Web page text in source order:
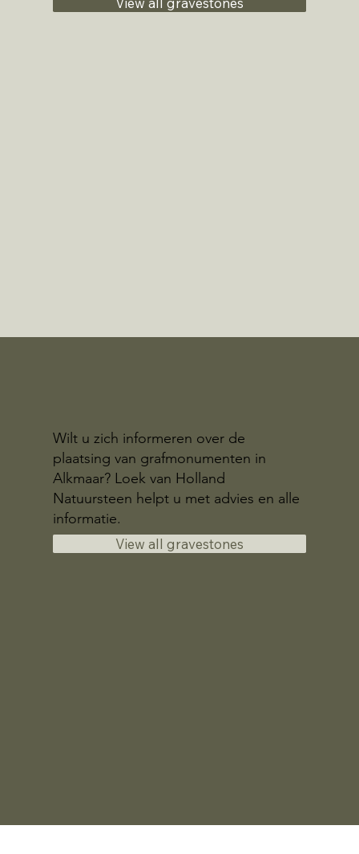
Wilt u zich informeren over de
plaatsing van grafmonumenten in
Alkmaar? Loek van Holland
Natuursteen helpt u met advies en alle
informatie.
View all gravestones